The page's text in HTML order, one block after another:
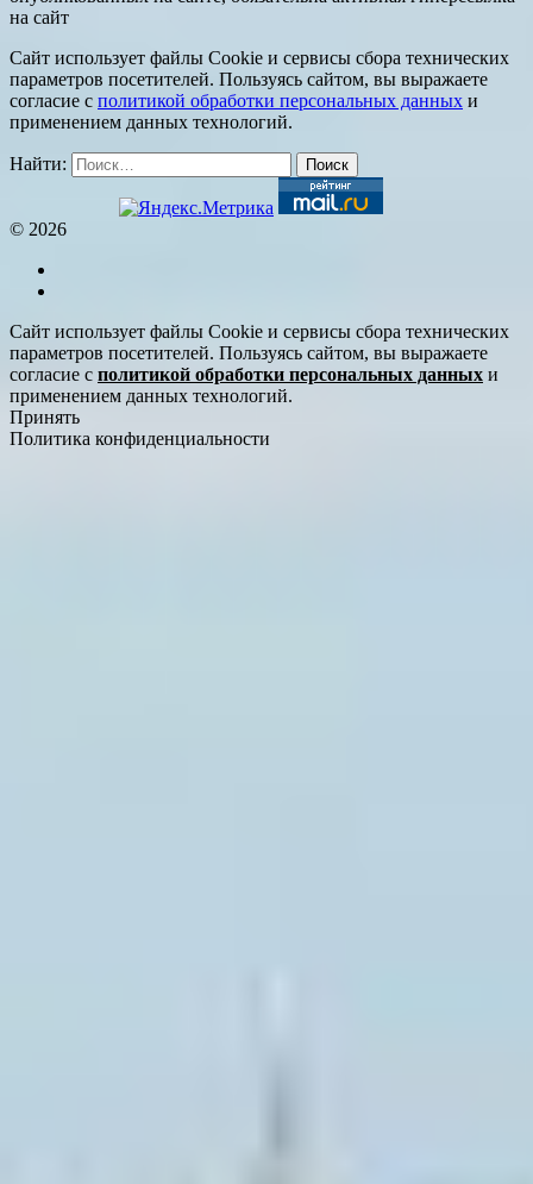
на сайт
Сайт использует файлы Cookie и сервисы сбора технических
параметров посетителей. Пользуясь сайтом, вы выражаете
согласие с политикой обработки персональных данных и
применением данных технологий.
Найти:
© 2026
Сайт использует файлы Cookie и сервисы сбора технических
параметров посетителей. Пользуясь сайтом, вы выражаете
согласие с политикой обработки персональных данных и
применением данных технологий.
Принять
Политика конфиденциальности